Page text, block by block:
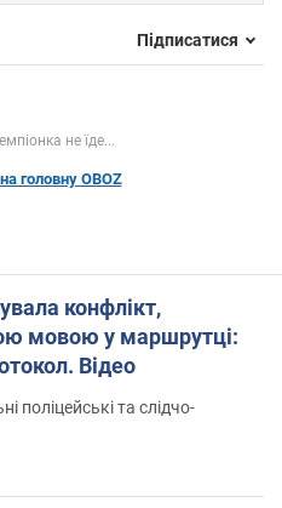
Підписатися
не їде...
головну OBOZ
конфлікт,
мовою у маршрутці:
Відео
поліцейські та слідчо-